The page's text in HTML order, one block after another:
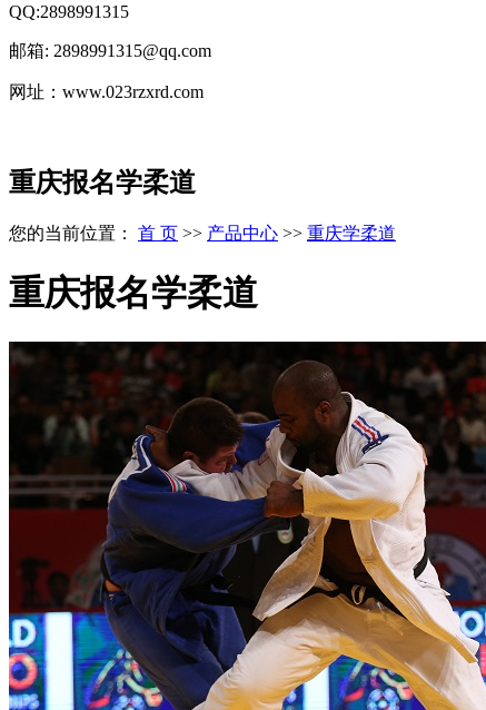
QQ:2898991315
邮箱: 2898991315@qq.com
网址：www.023rzxrd.com
重庆报名学柔道
您的当前位置： 首 页 >> 产品中心 >> 重庆学柔道
重庆报名学柔道